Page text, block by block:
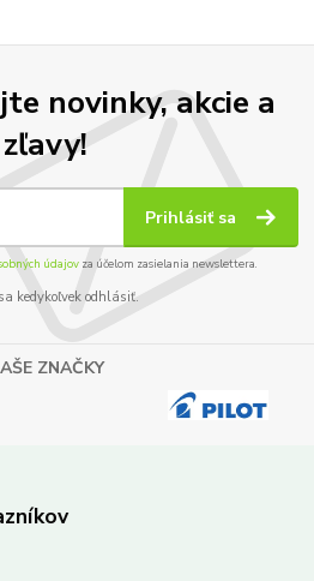
novinky, akcie a
zľavy!
Prihlásiť sa
údajov za účelom zasielania newslettera.
kedykoľvek odhlásiť.
ZNAČKY